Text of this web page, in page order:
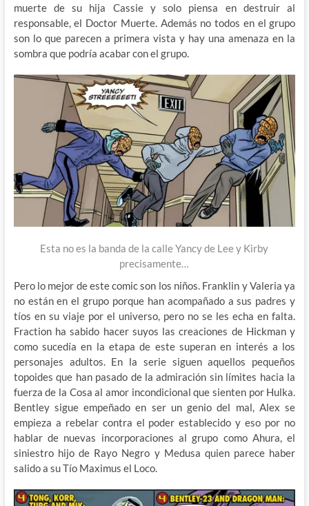
muerte de su hija Cassie y solo piensa en destruir al
responsable, el Doctor Muerte. Además no todos en el grupo
son lo que parecen a primera vista y hay una amenaza en la
sombra que podría acabar con el grupo.
Esta no es la banda de la calle Yancy de Lee y Kirby
precisamente…
Pero lo mejor de este comic son los niños. Franklin y Valeria ya
no están en el grupo porque han acompañado a sus padres y
tíos en su viaje por el universo, pero no se les echa en falta.
Fraction ha sabido hacer suyos las creaciones de Hickman y
como sucedía en la etapa de este superan en interés a los
personajes adultos. En la serie siguen aquellos pequeños
topoides que han pasado de la admiración sin límites hacia la
fuerza de la Cosa al amor incondicional que sienten por Hulka.
Bentley sigue empeñado en ser un genio del mal, Alex se
empieza a rebelar contra el poder establecido y eso por no
hablar de nuevas incorporaciones al grupo como Ahura, el
siniestro hijo de Rayo Negro y Medusa quien parece haber
salido a su Tío Maximus el Loco.